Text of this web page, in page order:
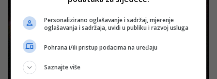
Personalizirano oglašavanje i sadržaj, mjerenje
oglašavanja i sadržaja, uvidi u publiku i razvoj usluga
Pohrana i/ili pristup podacima na uređaju
Saznajte više